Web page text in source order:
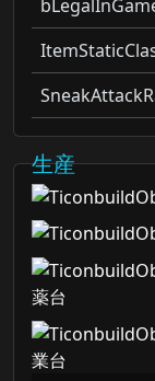
生産
薬台
業台